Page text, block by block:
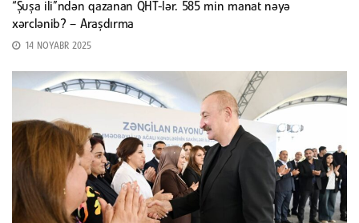
“Şuşa ili”ndən qazanan QHT-lər. 585 min manat nəyə
xərclənib? – Araşdırma
14 NOYABR 2025